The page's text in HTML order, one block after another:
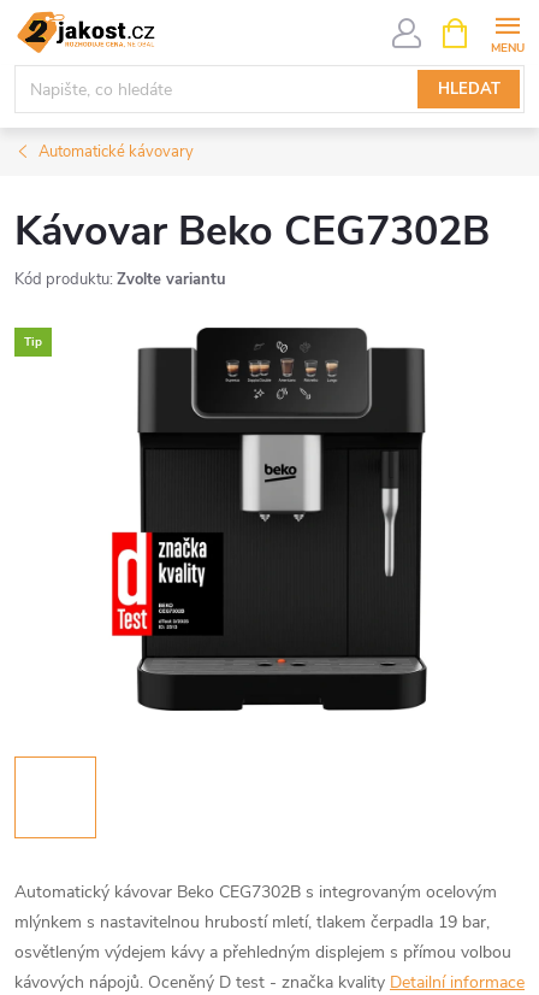
Přejít
obsah
HLEDAT
NÁKUPNÍ
KOŠÍK
Automatické kávovary
Kávovar Beko CEG7302B
Kód produktu: Zvolte variantu
Tip
Automatický kávovar Beko CEG7302B s integrovaným ocelovým
mlýnkem s nastavitelnou hrubostí mletí, tlakem čerpadla 19 bar,
osvětleným výdejem kávy a přehledným displejem s přímou volbou
kávových nápojů. Oceněný D test - značka kvality Detailní informace